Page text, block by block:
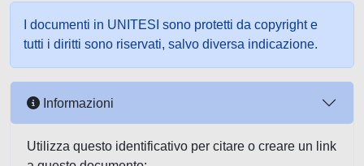
I documenti in UNITESI sono protetti da copyright e
tutti i diritti sono riservati, salvo diversa indicazione.
Informazioni
Utilizza questo identificativo per citare o creare un link